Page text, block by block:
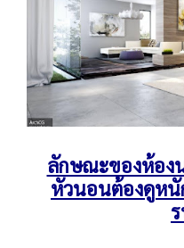
ลักษณะของห้อง
หัวนอนต้องดูห